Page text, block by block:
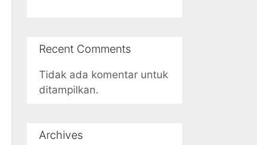
Recent Comments
Tidak ada komentar untuk
ditampilkan.
Archives